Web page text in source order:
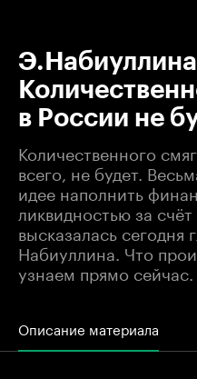
в России не
Количественного
всего, не будет.
идее наполнить
ликвидностью за
высказалась сегодня
Набиуллина. Что
узнаем прямо сейчас.
Описание материала